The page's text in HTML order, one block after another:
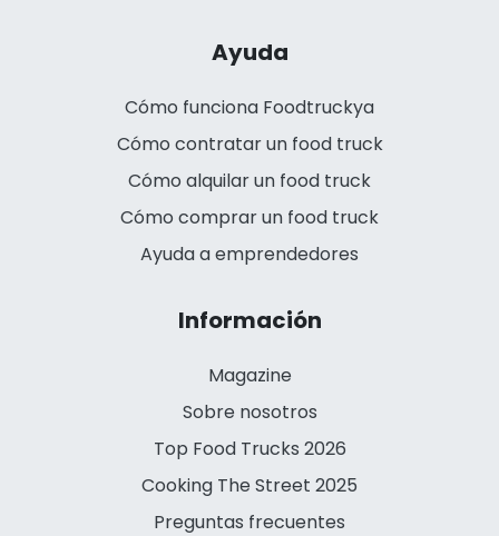
Ayuda
Cómo funciona Foodtruckya
Cómo contratar un food truck
Cómo alquilar un food truck
Cómo comprar un food truck
Ayuda a emprendedores
Información
Magazine
Sobre nosotros
Top Food Trucks 2026
Cooking The Street 2025
Preguntas frecuentes